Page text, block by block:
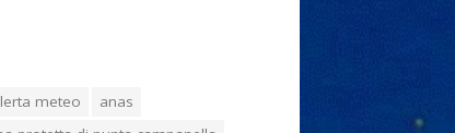
meteo
anas